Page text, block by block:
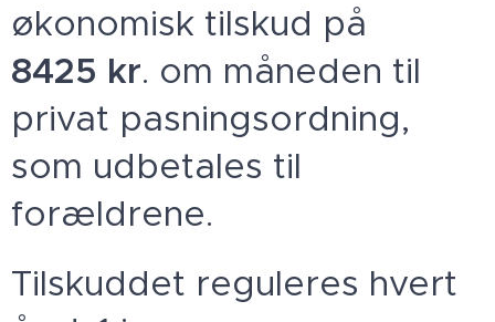
økonomisk tilskud på
8425 kr. om måneden til
privat pasningsordning,
som udbetales til
forældrene.
Tilskuddet reguleres hvert